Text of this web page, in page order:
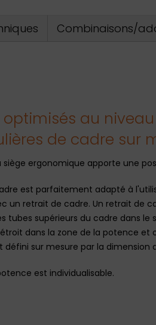
Combinaisons/
optimisés au
de cadre sur
siège ergonomique apporte une
est parfaitement adapté à
un retrait de cadre. Un retrait de
tubes supérieurs du cadre dans
dans la zone de la potence et
défini sur mesure par la dimension
est individualisable.